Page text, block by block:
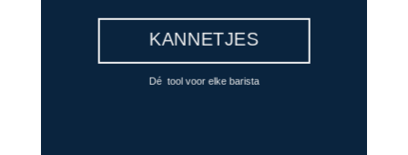
KANNETJES
Dé tool voor elke barista